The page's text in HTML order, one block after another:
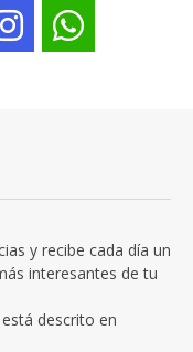
y recibe cada día un
interesantes de tu
descrito en